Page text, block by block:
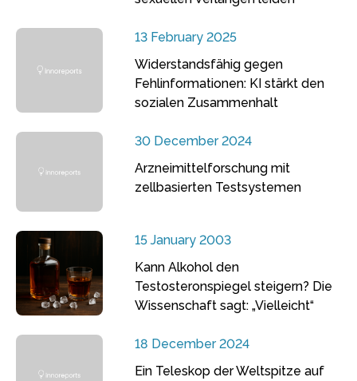
13 February 2025
Widerstandsfähig gegen
Fehlinformationen: KI stärkt den
sozialen Zusammenhalt
30 December 2024
Arzneimittelforschung mit
zellbasierten Testsystemen
15 January 2003
Kann Alkohol den
Testosteronspiegel steigern? Die
Wissenschaft sagt: „Vielleicht“
18 December 2024
Ein Teleskop der Weltspitze auf